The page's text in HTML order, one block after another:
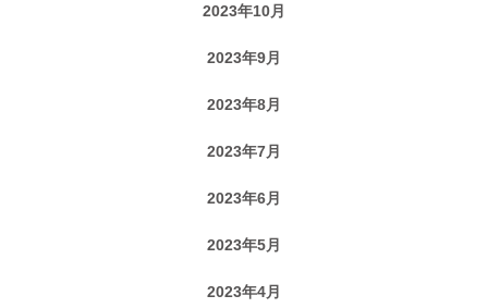
2023年10月
2023年9月
2023年8月
2023年7月
2023年6月
2023年5月
2023年4月